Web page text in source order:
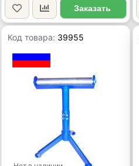
Заказать
Код товара: 39955